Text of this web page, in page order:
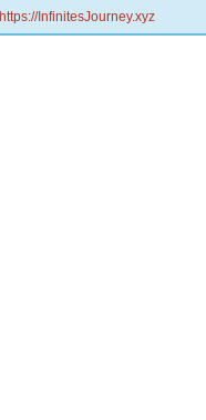
https://InfinitesJourney.xyz